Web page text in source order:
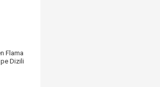
Flama
Dizili